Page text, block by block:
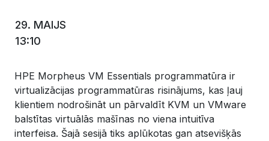
29. MAIJS
13:10
HPE Morpheus VM Essentials programmatūra ir
virtualizācijas programmatūras risinājums, kas ļauj
klientiem nodrošināt un pārvaldīt KVM un VMware
balstītas virtuālās mašīnas no viena intuitīva
interfeisa. Šajā sesijā tiks aplūkotas gan atsevišķās